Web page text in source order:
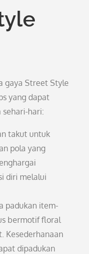
gaya Street Style
yang dapat
hari:
takut untuk
pola yang
diri melalui
padukan item-
bermotif floral
Kesederhanaan
dipadukan